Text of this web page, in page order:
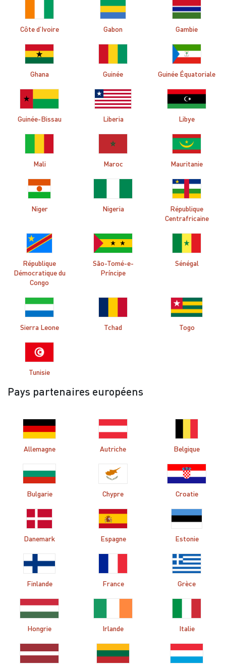
Côte d’Ivoire Gabon Gambie
Ghana Guinée Guinée Équatoriale
Guinée-Bissau Liberia Libye
Mali Maroc Mauritanie
Niger Nigeria
République
Centrafricaine
République
Démocratique du
Congo
São-Tomé-e-
Príncipe
Sénégal
Sierra Leone Tchad Togo
Tunisie
Pays partenaires européens
Allemagne Autriche Belgique
Bulgarie Chypre Croatie
Danemark Espagne Estonie
Finlande France Grèce
Hongrie Irlande Italie